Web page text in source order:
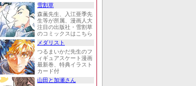
雪割草
森薫先生、入江亜季先
生等が所属、漫画人大
注目の出版社・雪割草
のコミックスはこちら
メダリスト
つるまいかだ先生のフ
ィギュアスケート漫画
最新巻、特典イラスト
カード付
山田と加瀬さん